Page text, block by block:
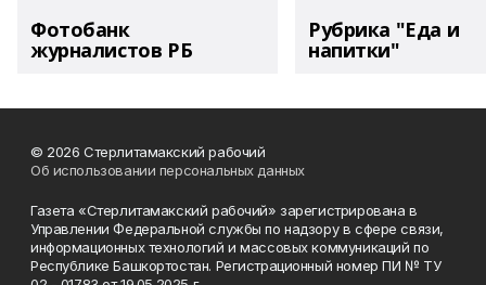
Фотобанк
журналистов РБ
Рубрика "Еда и
напитки"
© 2026 Стерлитамакский рабочий
Об использовании персональных данных
Газета «Стерлитамакский рабочий» зарегистрирована в
Управлении Федеральной службы по надзору в сфере связи,
информационных технологий и массовых коммуникаций по
Республике Башкортостан. Регистрационный номер ПИ № ТУ